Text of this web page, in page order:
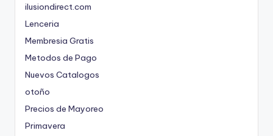
ilusiondirect.com
Lenceria
Membresia Gratis
Metodos de Pago
Nuevos Catalogos
otoño
Precios de Mayoreo
Primavera